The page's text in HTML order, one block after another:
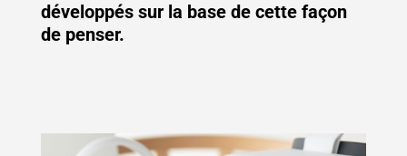
développés sur la base de cette façon
de penser.